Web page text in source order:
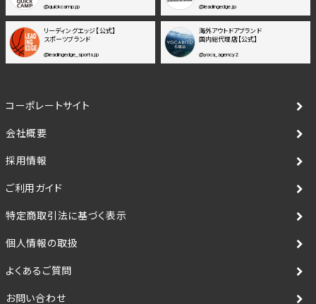
@quickcamp.jp @leadingedge.jp
リーディングエッジ【公式】
スポーツブランド
@leadingedge_sports.jp
海外アウトドアブランド
国内総代理店【公式】
@yoca_agency2
コーポレートサイト
会社概要
採用情報
ご利用ガイド
特定商取引法に基づく表示
個人情報の取扱
よくあるご質問
お問い合わせ